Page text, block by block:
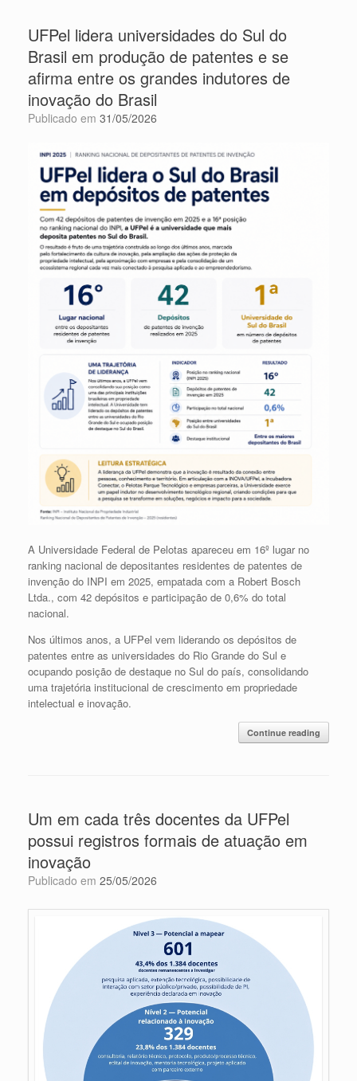
UFPel lidera universidades do Sul do
Brasil em produção de patentes e se
afirma entre os grandes indutores de
inovação do Brasil
Publicado em 31/05/2026
A Universidade Federal de Pelotas apareceu em 16º lugar no
ranking nacional de depositantes residentes de patentes de
invenção do INPI em 2025, empatada com a Robert Bosch
Ltda., com 42 depósitos e participação de 0,6% do total
nacional.
Nos últimos anos, a UFPel vem liderando os depósitos de
patentes entre as universidades do Rio Grande do Sul e
ocupando posição de destaque no Sul do país, consolidando
uma trajetória institucional de crescimento em propriedade
intelectual e inovação.
Continue reading
Um em cada três docentes da UFPel
possui registros formais de atuação em
inovação
Publicado em 25/05/2026